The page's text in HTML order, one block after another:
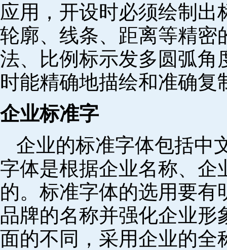
应用，开设时必须绘制
轮廓、线条、距离等精密
法、比例标示发多圆弧角
时能精确地描绘和准确复
企业标准字
企业的标准字体包括中
字体是根据企业名称、企
的。标准字体的选用要
品牌的名称并强化企业
面的不同，采用企业的全